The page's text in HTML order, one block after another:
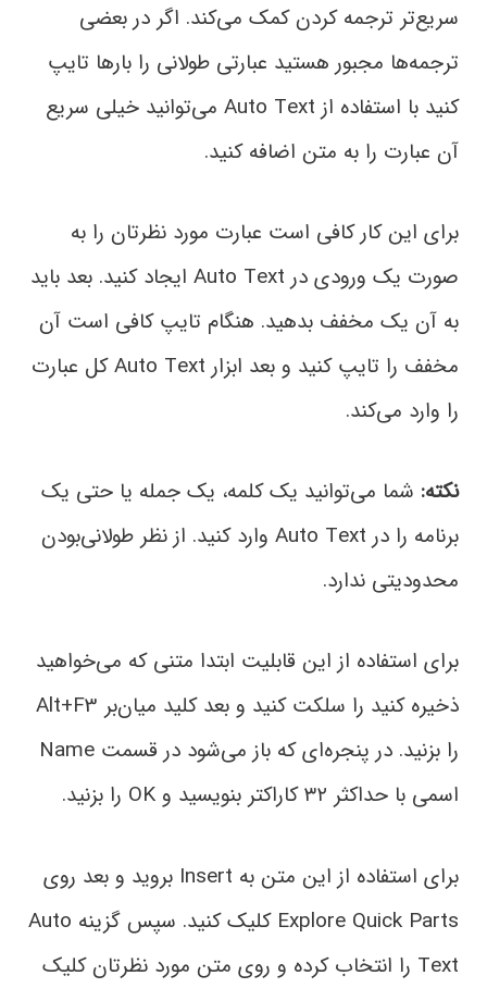
سریع‌تر ترجمه کردن کمک می‌کند. اگر در بعضی
ترجمه‌‌ها مجبور هستید عبارتی طولانی را بارها تایپ
کنید با استفاده از Auto Text می‌توانید خیلی سریع
آن عبارت را به متن اضافه کنید.
برای این کار کافی است عبارت مورد نظرتان را به‌
صورت یک ورودی در Auto Text ایجاد کنید. بعد باید
به آن یک مخفف بدهید. هنگام تایپ کافی است آن
مخفف را تایپ کنید و بعد ابزار Auto Text کل عبارت
را وارد می‌کند.
نکته: شما می‌توانید یک کلمه، یک جمله یا حتی یک
برنامه را در Auto Text وارد کنید. از نظر طولانی‌بودن
محدودیتی ندارد.
برای استفاده از این قابلیت ابتدا متنی که می‌خواهید
ذخیره کنید را سلکت کنید و بعد کلید میان‌بر Alt+F3
را بزنید. در پنجره‌ای که باز می‌شود در قسمت Name
اسمی با حداکثر ۳۲ کاراکتر بنویسید و OK را بزنید.
برای استفاده از این متن به Insert بروید و بعد روی
Explore Quick Parts کلیک کنید. سپس گزینه Auto
Text را انتخاب کرده و روی متن مورد نظرتان کلیک